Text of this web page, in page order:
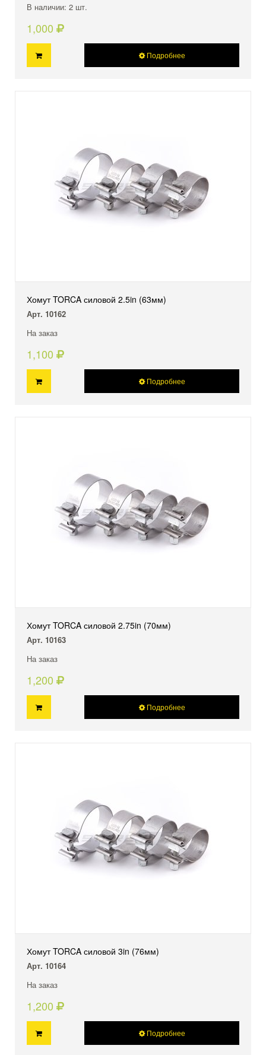
В наличии: 2 шт.
1,000
Подробнее
Хомут TORCA силовой 2.5in (63мм)
Арт. 10162
На заказ
1,100
Подробнее
Хомут TORCA силовой 2.75in (70мм)
Арт. 10163
На заказ
1,200
Подробнее
Хомут TORCA силовой 3in (76мм)
Арт. 10164
На заказ
1,200
Подробнее